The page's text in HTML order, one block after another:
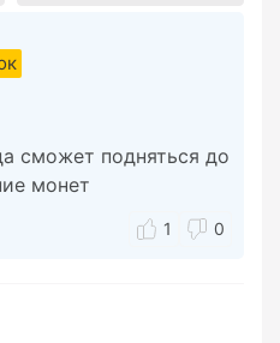
сможет подняться до
монет
1 0